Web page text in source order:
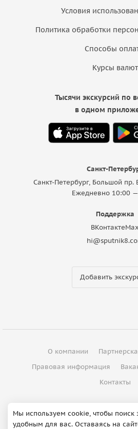
Условия
Политика обработки
Способы
Курсы валют
Санкт-
Санкт-Петербург, Большой
Ежедневно 10:00
Поддержка
ВКонтактеMax
Добавить
Тысячи экскурсий по
в одном
О компании
Правовая информация
Контакты
© 2012 - 2026 ООО
Мы используем cookie, чтобы поиск
удобным для вас. Оставаясь на